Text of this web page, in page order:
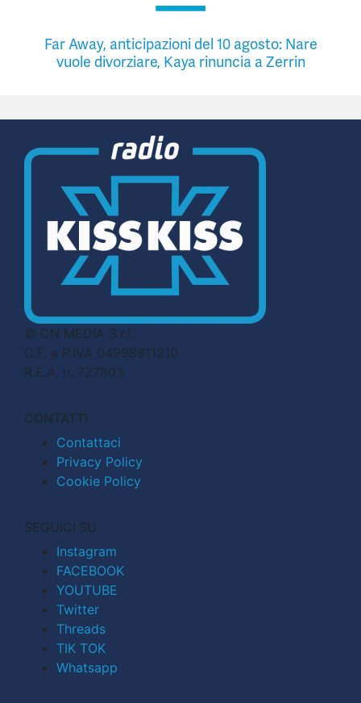
Far Away, anticipazioni del 10 agosto: Nare
vuole divorziare, Kaya rinuncia a Zerrin
© CN MEDIA S.r.l.
C.F. e P.IVA 04998911210
R.E.A. n. 727803
CONTATTI
Contattaci
Privacy Policy
Cookie Policy
SEGUICI SU
Instagram
FACEBOOK
YOUTUBE
Twitter
Threads
TIK TOK
Whatsapp